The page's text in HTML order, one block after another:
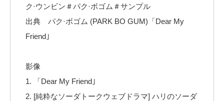
ク·ウンビン＃パク·ボゴム＃サンプル
出典 パク·ボゴム (PARK BO GUM)「Dear My
Friend｣
影像
1. 「Dear My Friend｣
2. [純粋なソーダトークウェブドラマ] ハリのソーダ